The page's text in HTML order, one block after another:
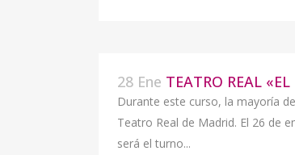
28 Ene TEATRO REAL
Durante este curso, la mayoría
Teatro Real de Madrid. El 26 de
será el turno...